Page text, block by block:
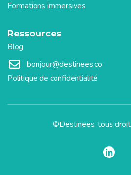
Formations immersives
Ressources
Blog
bonjour@destinees.co
Politique de confidentialité
©Destinees, tous